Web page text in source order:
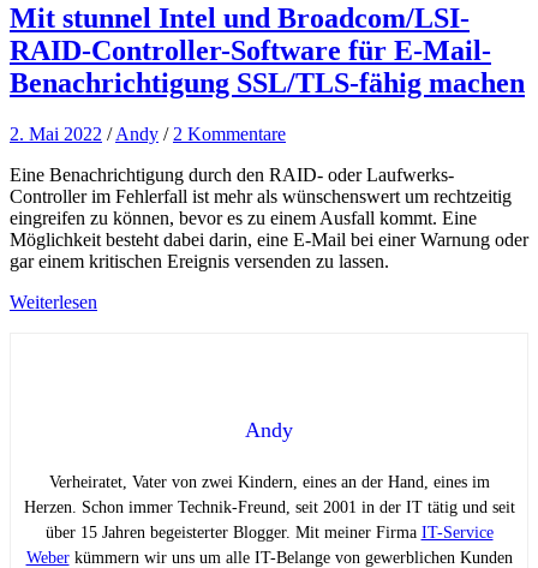
Mit stunnel Intel und Broadcom/LSI-
RAID-Controller-Software für E-Mail-
Benachrichtigung SSL/TLS-fähig machen
2. Mai 2022 /Andy / 2 Kommentare
Eine Benachrichtigung durch den RAID- oder Laufwerks-
Controller im Fehlerfall ist mehr als wünschenswert um rechtzeitig
eingreifen zu können, bevor es zu einem Ausfall kommt. Eine
Möglichkeit besteht dabei darin, eine E-Mail bei einer Warnung oder
gar einem kritischen Ereignis versenden zu lassen.
Weiterlesen
Andy
Verheiratet, Vater von zwei Kindern, eines an der Hand, eines im
Herzen. Schon immer Technik-Freund, seit 2001 in der IT tätig und seit
über 15 Jahren begeisterter Blogger. Mit meiner Firma IT-Service
Weberkümmern wir uns um alle IT-Belange von gewerblichen Kunden